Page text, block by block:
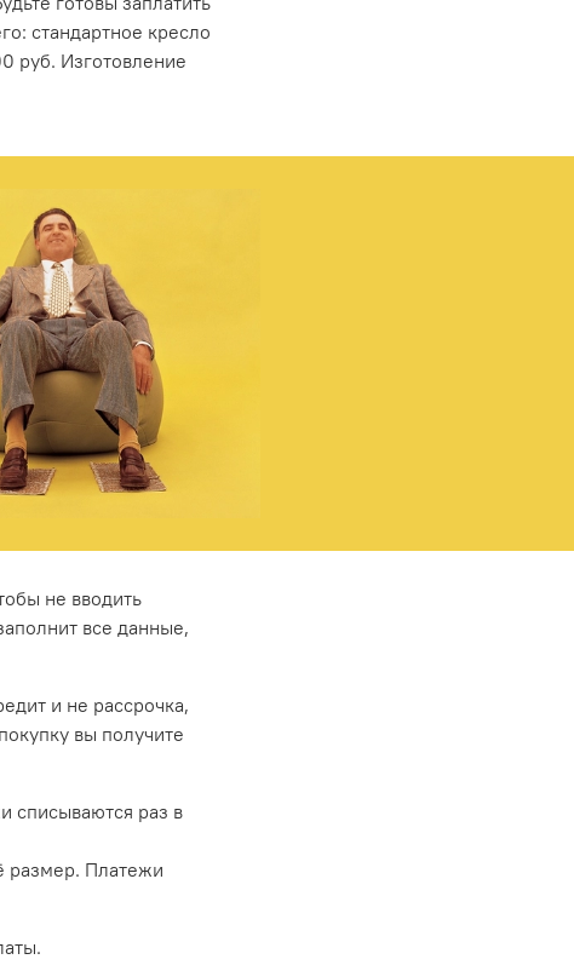
стандартное кресло
руб. Изготовление
не вводить
все данные,
и не рассрочка,
вы получите
списываются раз в
размер. Платежи